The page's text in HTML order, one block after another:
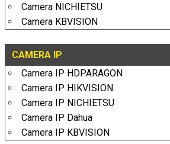
Camera NICHIETSU
Camera KBVISION
CAMERA IP
Camera IP HDPARAGON
Camera IP HIKVISION
Camera IP NICHIETSU
Camera IP Dahua
Camera IP KBVISION